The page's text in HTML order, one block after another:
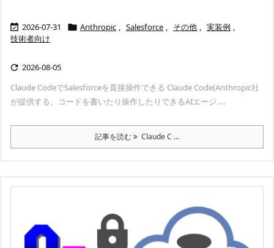
 2026-07-31  Anthropic , Salesforce , その他 , 実装例 ,
技術者向け
 2026-08-05
Claude CodeでSalesforceを直接操作できる Claude Code(Anthropic社
が提供する、コードを書いたり操作したりできるAIエージ ...
記事を読む Claude C ...